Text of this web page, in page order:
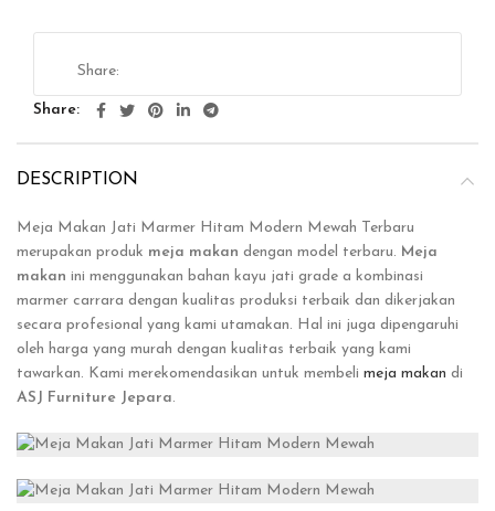
Share
DESCRIPTION
Meja Makan Jati Marmer Hitam Modern Mewah Terbaru
merupakan produk meja makan dengan model terbaru. Meja
makan ini menggunakan bahan kayu jati grade a kombinasi
marmer carrara dengan kualitas produksi terbaik dan dikerjakan
secara profesional yang kami utamakan. Hal ini juga dipengaruhi
oleh harga yang murah dengan kualitas terbaik yang kami
tawarkan. Kami merekomendasikan untuk membeli meja makan di
ASJ Furniture Jepara.